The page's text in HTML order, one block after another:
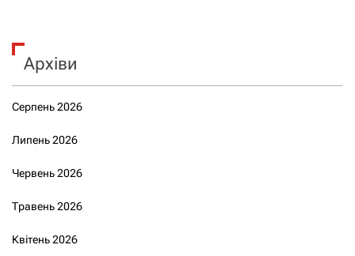
Архіви
Серпень 2026
Липень 2026
Червень 2026
Травень 2026
Квітень 2026